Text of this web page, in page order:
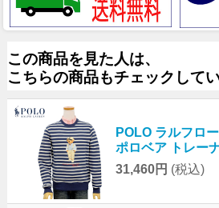
この商品を見た人は、
こちらの商品もチェックして
POLO ラルフロ
ポロベア トレー
31,460円 (税込)